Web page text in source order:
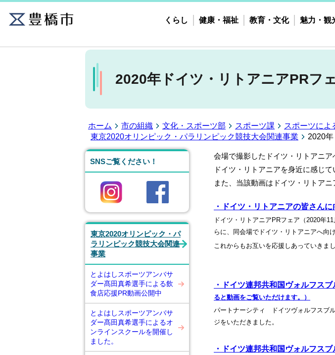
くらし 健康・福祉 教育・文化 魅力・観
2020年ドイツ・リトアニアPRフ
ホーム 市の組織 文化・スポーツ部 スポーツ課
スポーツによ
東京2020オリンピック・パラリンピック競技大会関連事業
2020
SNSご覧ください！
東京2020オリンピック・パ
ラリンピック競技大会関連
事業
とよはしスポーツアンバサ
ダー髙田真希選手による飲
食店応援PR動画公開中
とよはしスポーツアンバサ
ダー髙田真希選手によるオ
ンラインスクールを開催し
ました。
会場で撮影したドイツ・リトアニ
ドイツ・リトアニアを身近に感じ
また、当該動画はドイツ・リトア
・ドイツ・リトアニアの皆さん
ドイツ・リトアニアPRフェア（2020年
らに、同会場でドイツ・リトアニアへ向
これからもお互いを応援しあっていきま
・ドイツ連邦共和国ヴォルフス
ると動画をご覧いただけます。）
パートナーシティ ドイツヴォルフスブ
ジをいただきました。
・ドイツ連邦共和国ヴォルフス